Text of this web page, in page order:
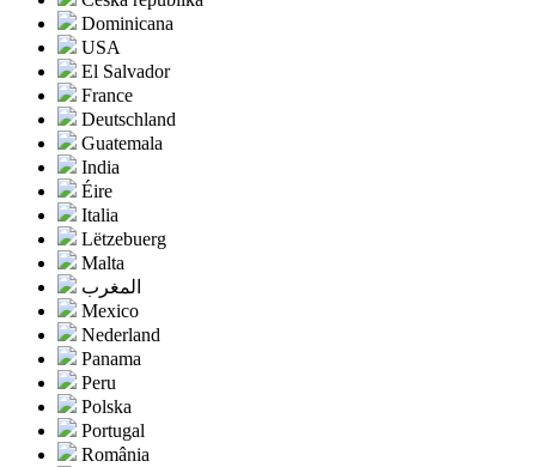
Dominicana
USA
El Salvador
France
Deutschland
Guatemala
India
Éire
Italia
Lëtzebuerg
Malta
المغرب
Mexico
Nederland
Panama
Peru
Polska
Portugal
România